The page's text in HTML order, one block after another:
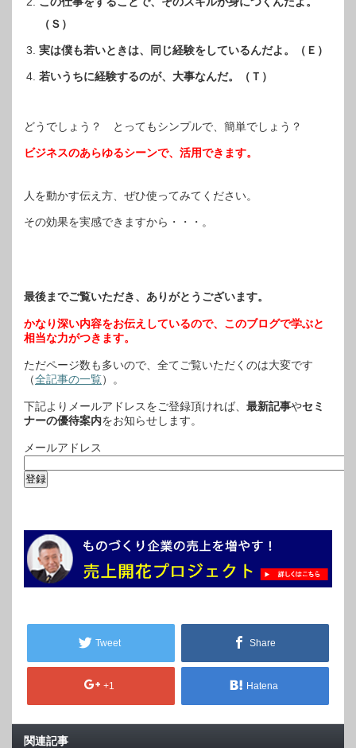
（Ｓ）
実は僕も若いときは、同じ経験をしているんだよ。（Ｅ）
若いうちに経験するのが、大事なんだ。（Ｔ）
どうでしょう？ とってもシンプルで、簡単でしょう？
ビジネスのあらゆるシーンで、活用できます。
人を動かす伝え方、ぜひ使ってみてください。
その効果を実感できますから・・・。
最後までご覧いただき、ありがとうございます。
かなり深い内容をお伝えしているので、このブログで学ぶと
相当な力がつきます。
ただページ数も多いので、全てご覧いただくのは大変です
（全記事の一覧）。
下記よりメールアドレスをご登録頂ければ、 最新記事やセミ
ナーの優待案内をお知らせします。
メールアドレス
Tweet Share
+1 Hatena
関連記事